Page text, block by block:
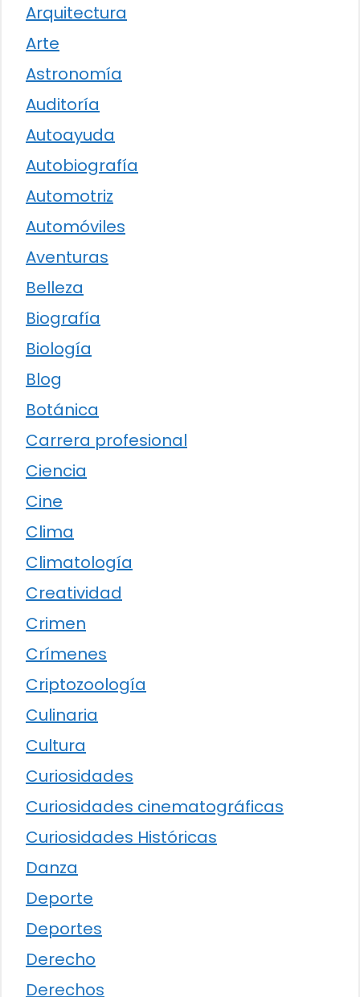
Arquitectura
Arte
Astronomía
Auditoría
Autoayuda
Autobiografía
Automotriz
Automóviles
Aventuras
Belleza
Biografía
Biología
Blog
Botánica
Carrera profesional
Ciencia
Cine
Clima
Climatología
Creatividad
Crimen
Crímenes
Criptozoología
Culinaria
Cultura
Curiosidades
Curiosidades cinematográficas
Curiosidades Históricas
Danza
Deporte
Deportes
Derecho
Derechos